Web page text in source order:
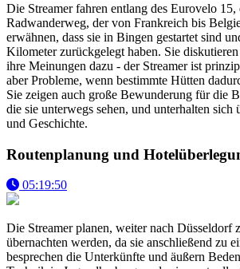
Die Streamer fahren entlang des Eurovelo 15,
Radwanderweg, der von Frankreich bis
erwähnen, dass sie in Bingen gestartet sind
Kilometer zurückgelegt haben. Sie
ihre Meinungen dazu - der Streamer ist
aber Probleme, wenn bestimmte Hütten
Sie zeigen auch große Bewunderung für die
die sie unterwegs sehen, und unterhalten sich
und Geschichte.
Routenplanung und
05:19:50
Die Streamer planen, weiter nach Düsseldorf
übernachten werden, da sie anschließend zu
besprechen die Unterkünfte und äußern